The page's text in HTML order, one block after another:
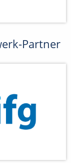
Partner